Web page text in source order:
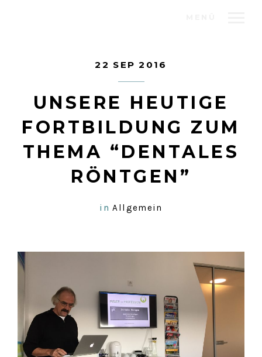
22 SEP 2016
UNSERE HEUTIGE
FORTBILDUNG ZUM
THEMA “DENTALES
RÖNTGEN”
in Allgemein